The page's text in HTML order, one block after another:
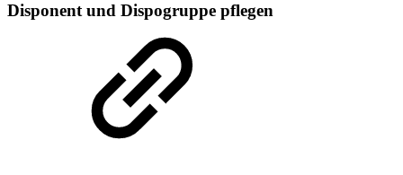
Disponent und Dispogruppe pflegen